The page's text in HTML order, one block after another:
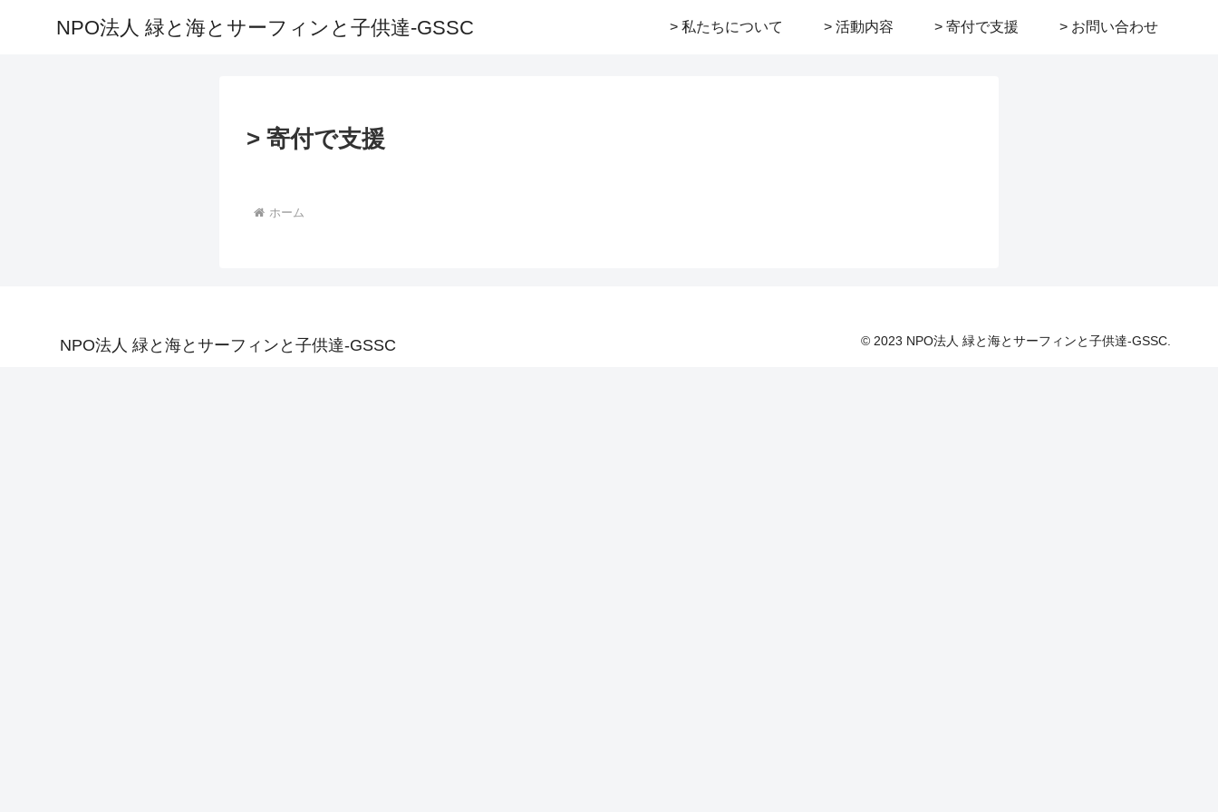
NPO法人 緑と海とサーフィンと子供達-GSSC > 私たちについて > 活動内容 > 寄付で支援 > お問い合わせ
> 寄付で支援
ホーム
NPO法人 緑と海とサーフィンと子供達-GSSC © 2023 NPO法人 緑と海とサーフィンと子供達-GSSC.